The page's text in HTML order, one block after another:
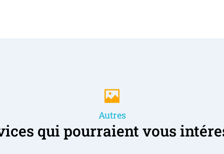
Autres
qui pourraient vous